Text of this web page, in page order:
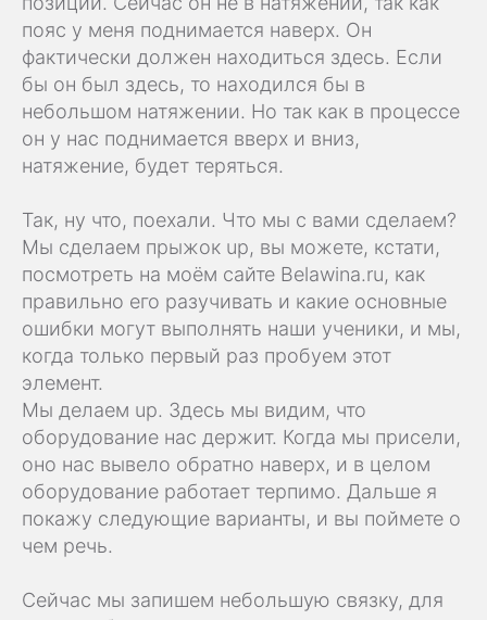
пояс у меня поднимается наверх. Он
фактически должен находиться здесь. Если
бы он был здесь, то находился бы в
небольшом натяжении. Но так как в процессе
он у нас поднимается вверх и вниз,
натяжение, будет теряться.
Так, ну что, поехали. Что мы с вами сделаем?
Мы сделаем прыжок up, вы можете, кстати,
посмотреть на моём сайте Belawina.ru, как
правильно его разучивать и какие основные
ошибки могут выполнять наши ученики, и мы,
когда только первый раз пробуем этот
элемент.
Мы делаем up. Здесь мы видим, что
оборудование нас держит. Когда мы присели,
оно нас вывело обратно наверх, и в целом
оборудование работает терпимо. Дальше я
покажу следующие варианты, и вы поймете о
чем речь.
Сейчас мы запишем небольшую связку, для